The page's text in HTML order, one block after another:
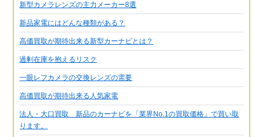
新型カメラレンズの主力メーカー8選
新品家電にはどんな種類がある？
高価買取が期待出来る新型カーナビとは？
過剰在庫を抱えるリスク
一眼レフカメラの交換レンズの需要
高価買取が期待出来る人気家電
法人・大口買取 新品のカーナビを「業界No.1の買取価格」で買い取
ります。